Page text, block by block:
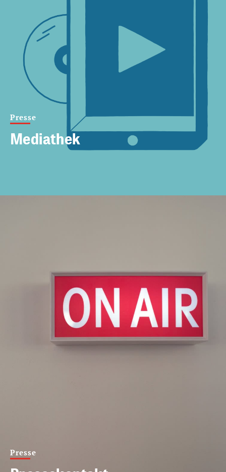
Presse
Mediathek
Presse